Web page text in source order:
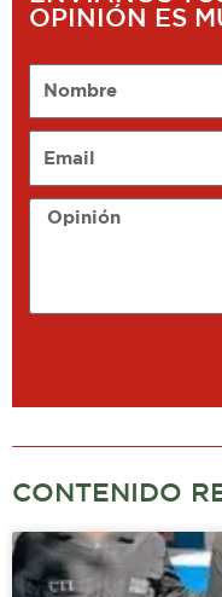
OPINIÓN ES
Opinión
CONTENIDO